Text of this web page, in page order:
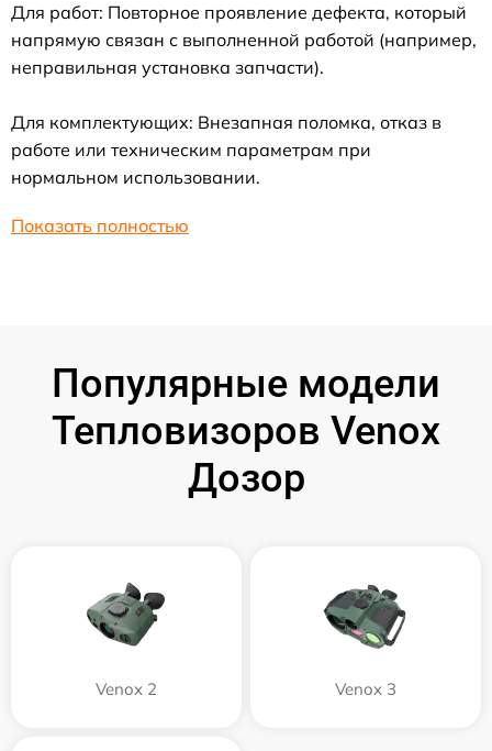
Для работ: Повторное проявление дефекта, который
напрямую связан с выполненной работой (например,
неправильная установка запчасти).
Для комплектующих: Внезапная поломка, отказ в
работе или техническим параметрам при
нормальном использовании.
Показать полностью
Популярные модели
Тепловизоров Venox
Дозор
Venox 2 Venox 3